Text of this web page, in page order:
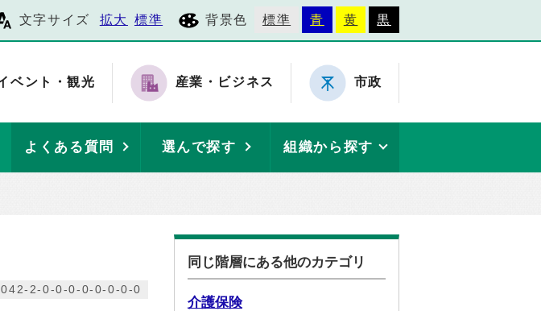
文字サイズ 拡大 標準 背景色 標準 青 黄 黒
ベント・観光 産業・ビジネス 市政
よくある質問 選んで探す 組織から探す
2-0-0-0-0-0-0-0-0
同じ階層にある他のカテゴリ
介護保険